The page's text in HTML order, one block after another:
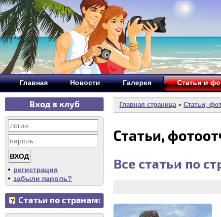
Главная Новости Галерея Статьи и
Вход в клуб
• регистрация
• забыли пароль?
Статьи по странам:
Главная страница» Статьи,
Статьи,
Все статьи по